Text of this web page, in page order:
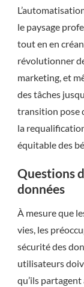
le paysage
tout en en
révolutionner
marketing, et
des tâches
transition pose
la
équitable des
Questions
données
À mesure que
vies, les
sécurité des
utilisateurs
qu’ils partagent